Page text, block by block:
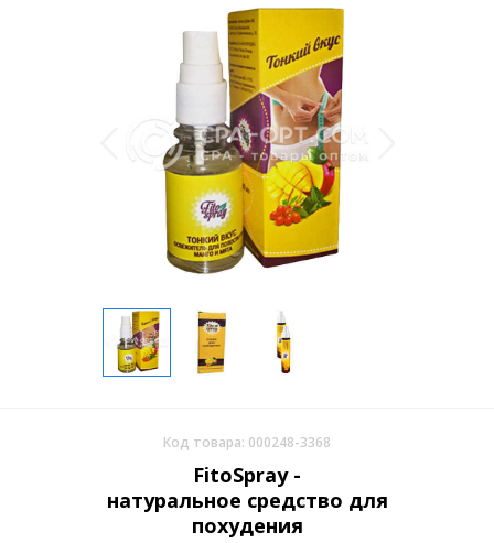
Код товара: 000248-3368
FitoSpray -
натуральное средство для
похудения